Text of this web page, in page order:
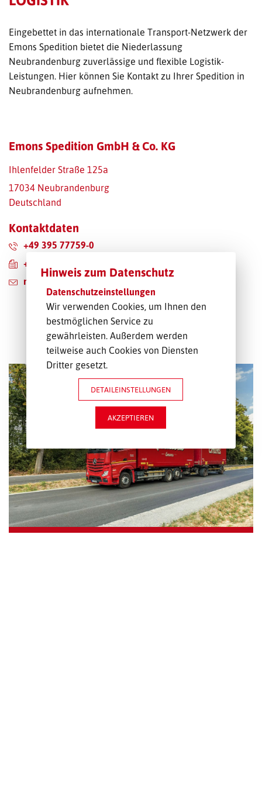
Eingebettet in das internationale Transport-Netzwerk der
Emons Spedition bietet die Niederlassung
Neubrandenburg zuverlässige und flexible Logistik-
Leistungen. Hier können Sie Kontakt zu Ihrer Spedition in
Neubrandenburg aufnehmen.
Emons Spedition GmbH & Co. KG
Ihlenfelder Straße 125a
17034 Neubrandenburg
Deutschland
Kontaktdaten
+49 395 77759-0
+49 395 77759-222
neubrandenburg@emons.de
ALLE LEISTUNGEN
Hinweis zum Datenschutz
Datenschutzeinstellungen
Wir verwenden Cookies, um Ihnen den
bestmöglichen Service zu
gewährleisten. Außerdem werden
teilweise auch Cookies von Diensten
Dritter gesetzt.
DETAILEINSTELLUNGEN
AKZEPTIEREN